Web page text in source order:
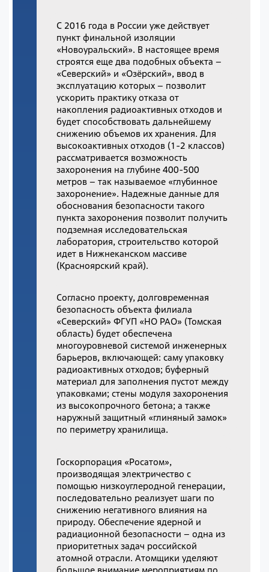
С 2016 года в России уже действует
пункт финальной изоляции
«Новоуральский». В настоящее время
строятся еще два подобных объекта –
«Северский» и «Озёрский», ввод в
эксплуатацию которых – позволит
ускорить практику отказа от
накопления радиоактивных отходов и
будет способствовать дальнейшему
снижению объемов их хранения. Для
высокоактивных отходов (1-2 классов)
рассматривается возможность
захоронения на глубине 400-500
метров – так называемое «глубинное
захоронение». Надежные данные для
обоснования безопасности такого
пункта захоронения позволит получить
подземная исследовательская
лаборатория, строительство которой
идет в Нижнеканском массиве
(Красноярский край).
Согласно проекту, долговременная
безопасность объекта филиала
«Северский» ФГУП «НО РАО» (Томская
область) будет обеспечена
многоуровневой системой инженерных
барьеров, включающей: саму упаковку
радиоактивных отходов; буферный
материал для заполнения пустот между
упаковками; стены модуля захоронения
из высокопрочного бетона; а также
наружный защитный «глиняный замок»
по периметру хранилища.
Госкорпорация «Росатом»,
производящая электричество с
помощью низкоуглеродной генерации,
последовательно реализует шаги по
снижению негативного влияния на
природу. Обеспечение ядерной и
радиационной безопасности – одна из
приоритетных задач российской
атомной отрасли. Атомщики уделяют